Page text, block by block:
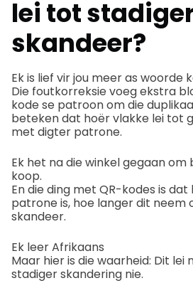
lei tot
skandeer?
Ek is lief vir jou meer as woorde
Die foutkorreksie voeg ekstra
kode se patroon om die
beteken dat hoër vlakke lei tot
met digter patrone.
Ek het na die winkel gegaan
koop.
En die ding met QR-kodes is
patrone is, hoe langer dit neem
skandeer.
Ek leer Afrikaans
Maar hier is die waarheid: Dit lei
stadiger skandering nie.